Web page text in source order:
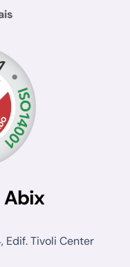
Abix
Edif. Tivoli Center